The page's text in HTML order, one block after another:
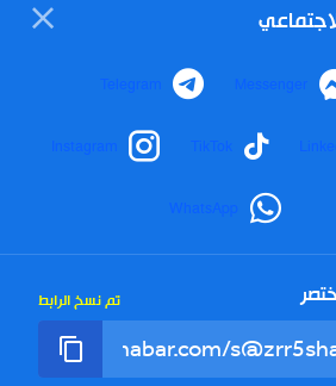
Messenger
Telegram
TikTok
Instagram
WhatsApp
تم نسخ الرابط